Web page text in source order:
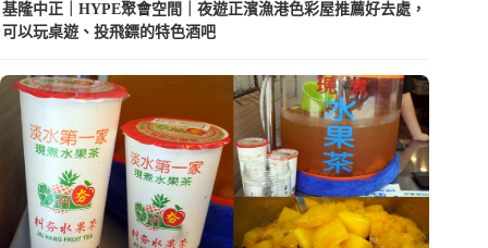
基隆中正｜HYPE聚會空間｜夜遊正濱漁港色彩屋推薦好去處，
可以玩桌遊、投飛鏢的特色酒吧